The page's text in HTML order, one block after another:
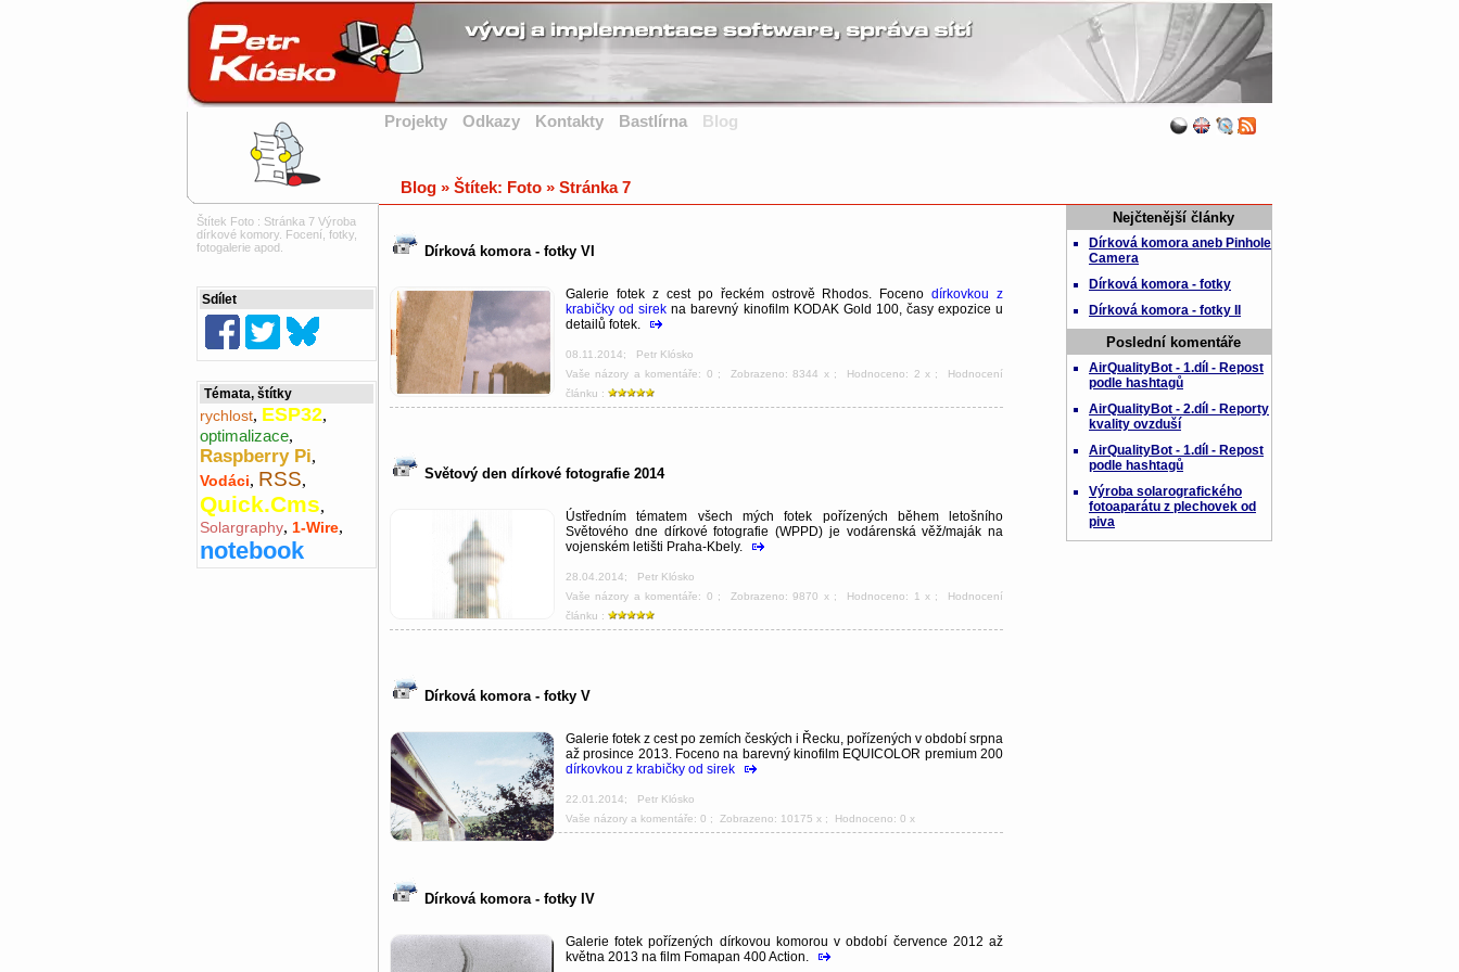
Projekty Odkazy Kontakty Bastlírna Blog
Blog » Štítek: Foto » Stránka 7
Štítek Foto : Stránka 7 Výroba
dírkové komory. Focení, fotky,
fotogalerie apod.
Dírková komora - fotky VI
Galerie fotek z cest po řeckém ostrově Rhodos. Focenodírkovkou z
krabičky od sirek na barevný kinofilm KODAK Gold 100, časy expozice u
detailů fotek.
08.11.2014; Petr Klósko
Vaše názory a komentáře: 0 ; Zobrazeno: 8344 x ; Hodnoceno: 2 x ; Hodnocení
článku :
Světový den dírkové fotografie 2014
Ústředním tématem všech mých fotek pořízených během letošního
Světového dne dírkové fotografie (WPPD) je vodárenská věž/maják na
vojenském letišti Praha-Kbely.
28.04.2014; Petr Klósko
Vaše názory a komentáře: 0 ; Zobrazeno: 9870 x ; Hodnoceno: 1 x ; Hodnocení
článku :
Dírková komora - fotky V
Galerie fotek z cest po zemích českých i Řecku, pořízených v období srpna
až prosince 2013. Foceno na barevný kinofilm EQUICOLOR premium 200
dírkovkou z krabičky od sirek
22.01.2014; Petr Klósko
Vaše názory a komentáře: 0 ; Zobrazeno: 10175 x ; Hodnoceno: 0 x
Dírková komora - fotky IV
Galerie fotek pořízených dírkovou komorou v období července 2012 až
května 2013 na film Fomapan 400 Action.
Sdílet
Témata, štítky
rychlost, ESP32,
optimalizace,
Raspberry Pi,
Vodáci, RSS,
Quick.Cms,
Solargraphy, 1-Wire,
notebook
Nejčtenější články
Dírková komora aneb Pinhole
Camera
Dírková komora - fotky
Dírková komora - fotky II
Poslední komentáře
AirQualityBot - 1.díl - Repost
podle hashtagů
AirQualityBot - 2.díl - Reporty
kvality ovzduší
AirQualityBot - 1.díl - Repost
podle hashtagů
Výroba solarografického
fotoaparátu z plechovek od
piva